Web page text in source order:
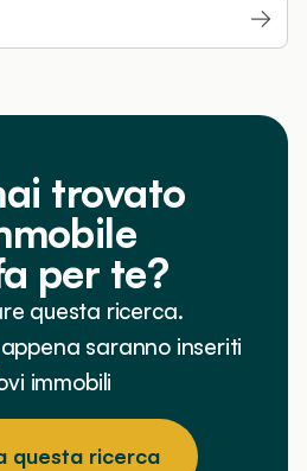
trovato
per te?
questa ricerca.
saranno inseriti
immobili
questa ricerca